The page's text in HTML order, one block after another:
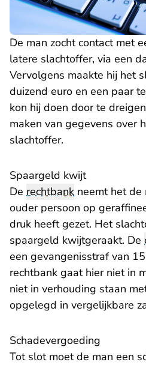
De man zocht contact met
latere slachtoffer, via een
Vervolgens maakte hij het
duizend euro en een paar
kon hij doen door te
maken van gegevens over
slachtoffer.
Spaargeld kwijt
De rechtbank neemt het de
ouder persoon op
druk heeft gezet. Het
spaargeld kwijtgeraakt. De
een gevangenisstraf van
rechtbank gaat hier niet in
niet in verhouding staan
opgelegd in vergelijkbare
Schadevergoeding
Tot slot moet de man een